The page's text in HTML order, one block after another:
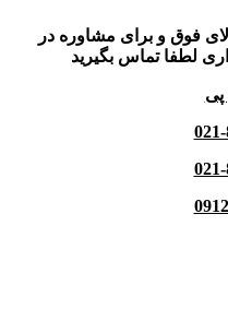
فوق و برای مشاوره در
لطفا تماس بگیرید
پی